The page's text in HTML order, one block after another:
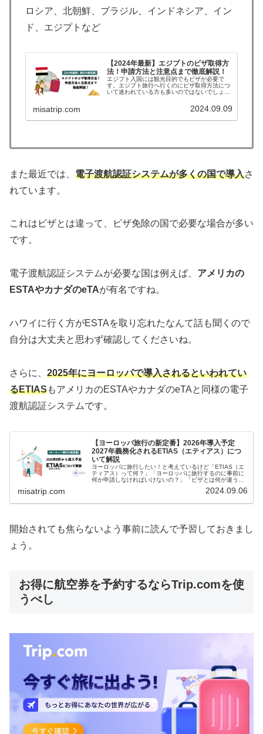
ロシア、北朝鮮、ブラジル、インドネシア、イン
ド、エジプトなど
【2024年最新】エジプトのビザ取得方
法！申請方法と注意点まで徹底解説！
エジプト入国には観光目的でもビザが必要で
す。エジプト旅行へ行くのにビザ取得方法につ
いて迷われている方も多いのではないでしょう
入国した時の情報と2024年9月の最新情報から
misatrip.com 2024.09.09
また最近では、 電子渡航認証システムが多くの国で導入さ
れています。
これはビザとは違って、ビザ免除の国で必要な場合が多い
です。
電子渡航認証システムが必要な国は例えば、 アメリカの
ESTAやカナダのeTAが有名ですね。
ハワイに行く方がESTAを取り忘れたなんて話も聞くので
自分は大丈夫と思わず確認してくださいね。
さらに、 2025年にヨーロッパで導入されるといわれてい
るETIASもアメリカのESTAやカナダのeTAと同様の電子
渡航認証システムです。
【ヨーロッパ旅行の新定番】2026年導入予定
2027年義務化されるETIAS（エティアス）につ
いて解説
ヨーロッパに旅行したい！と考えているけど「ETIAS（エ
ティアス）って何？」「ヨーロッパに旅行するのに事前に
何か申請しなければいけないの？」「ビザとは何が違う
misatrip.com 2024.09.06
開始されても焦らないよう事前に読んで予習しておきまし
ょう。
お得に航空券を予約するならTrip.comを使
うべし